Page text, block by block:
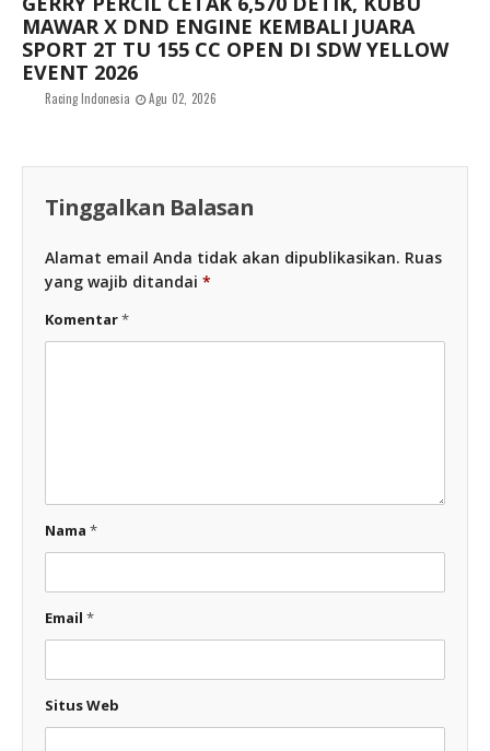
MAWAR X DND ENGINE KEMBALI JUARA
SPORT 2T TU 155 CC OPEN DI SDW YELLOW
EVENT 2026
Racing Indonesia Agu 02, 2026
Tinggalkan Balasan
Alamat email Anda tidak akan dipublikasikan. Ruas
yang wajib ditandai *
Komentar*
Nama *
Email *
Situs Web